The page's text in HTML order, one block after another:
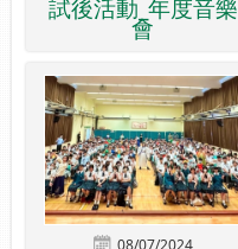
試後活動_年度音樂
會
08/07/2024